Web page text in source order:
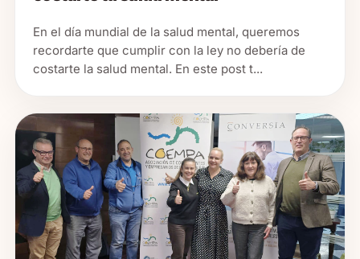
En el día mundial de la salud mental, queremos
recordarte que cumplir con la ley no debería de
costarte la salud mental. En este post t...